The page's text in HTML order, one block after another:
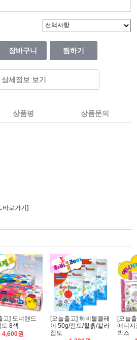
장바구니 찜하기
상세정보 보기
상품평 상품문의
바로가기]
고] 도너랜드
토 8색
4,600원
[오늘출고] 하비볼클레
이 50g/점토/찰흙/칼라
점토
[오늘
애니지
박스